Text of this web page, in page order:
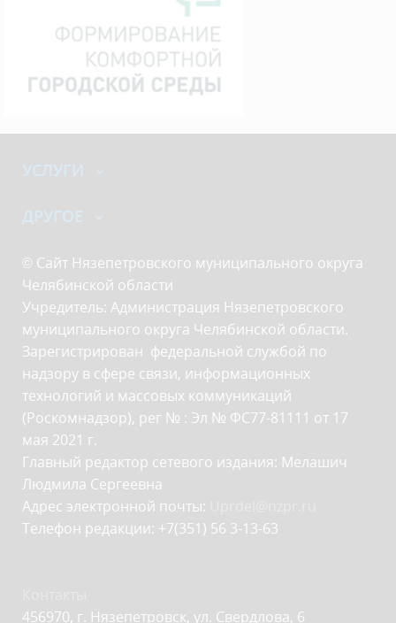
УСЛУГИ
ДРУГОЕ
© Сайт Нязепетровского муниципального округа
Челябинской области
Учредитель: Администрация Нязепетровского
муниципального округа Челябинской области.
Зарегистрирован федеральной службой по
надзору в сфере связи, информационных
технологий и массовых коммуникаций
(Роскомнадзор), рег № : Эл № ФС77-81111 от 17
мая 2021 г.
Главный редактор сетевого издания: Мелашич
Людмила Сергеевна
Адрес электронной почты:
Телефон редакции: +7(351) 56 3-13-63
456970, г. Нязепетровск, ул. Свердлова, 6